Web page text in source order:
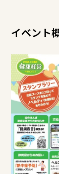
イベント